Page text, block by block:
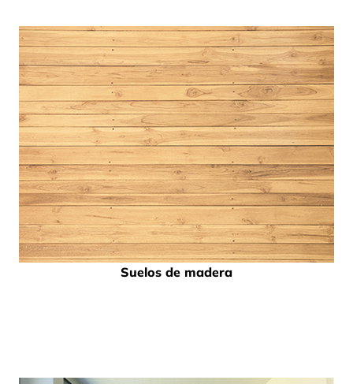
Suelos de madera